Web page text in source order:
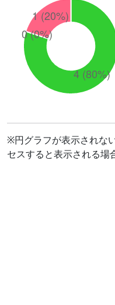
※円グラフが表示されな
セスすると表示される場